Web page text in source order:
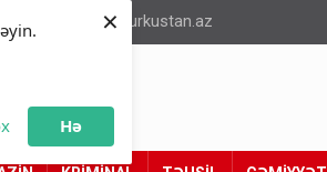
Hə
×
05 info@turkustan.az